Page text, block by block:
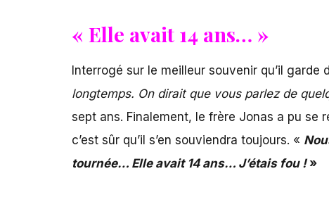
« Elle avait 14 ans… »
Interrogé sur le meilleur souvenir qu’il garde
longtemps. On dirait que vous parlez de
sept ans. Finalement, le frère Jonas a pu se
c’est sûr qu’il s’en souviendra toujours. «
tournée… Elle avait 14 ans… J’étais fou ! »